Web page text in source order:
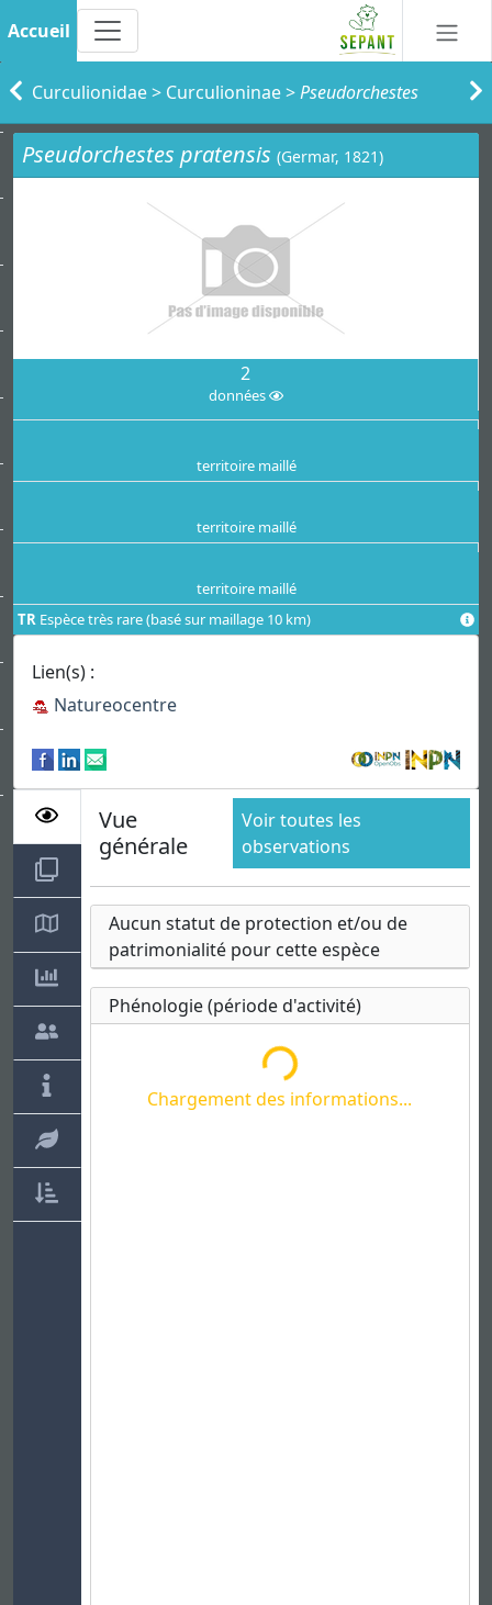
Accueil
Curculionidae> Curculioninae>Pseudorchestes
Pseudorchestes pratensis (Germar, 1821)
2
données
territoire maillé
territoire maillé
territoire maillé
TR Espèce très rare (basé sur maillage 10 km)
Lien(s) :
Natureocentre
Vue
générale
Voir toutes les
observations
Aucun statut de protection et/ou de
patrimonialité pour cette espèce
Phénologie (période d'activité)
Chargement des informations...
Chargement des informations...